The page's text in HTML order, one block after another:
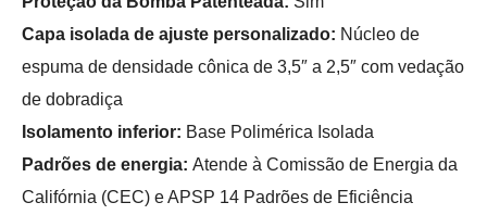
Capa isolada de ajuste personalizado: Núcleo de
espuma de densidade cônica de 3,5″ a 2,5″ com vedação
de dobradiça
Isolamento inferior: Base Polimérica Isolada
Padrões de energia: Atende à Comissão de Energia da
Califórnia (CEC) e APSP 14 Padrões de Eficiência